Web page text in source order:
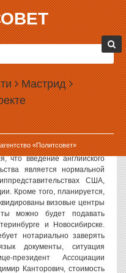
Мастрид
«Политсовет»
К
оформления виз в
необходимо заполнять
впоследствии появится
личных документов,
что введение английского
является нормальной
США,
Кроме того, планируется,
визовые центры
можно будет подавать
и Новосибирске.
нотариально заверять
документы, ситуация
президент Ассоциации
Канторович, стоимость